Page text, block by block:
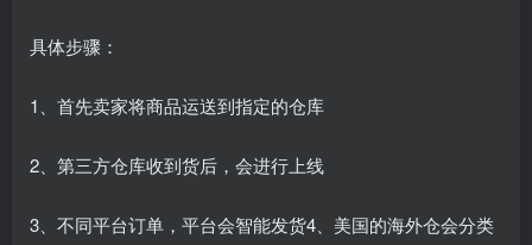
具体步骤：
1、首先卖家将商品运送到指定的仓库
2、第三方仓库收到货后，会进行上线
3、不同平台订单，平台会智能发货4、美国的海外仓会分类